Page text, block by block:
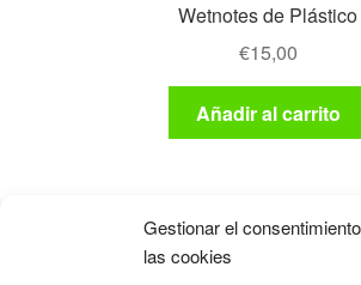
Gestionar el
las cookies
Wetnotes de Plástico
€15,00
Añadir al carrito